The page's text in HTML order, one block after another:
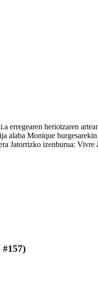
erregearen heriotzaren
alaba Monique
Jatorrizko izenburua: Vivre